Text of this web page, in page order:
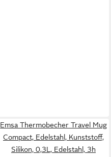
Emsa Thermobecher Travel Mug
Compact, Edelstahl, Kunststoff,
Silikon, 0,3L, Edelstahl, 3h